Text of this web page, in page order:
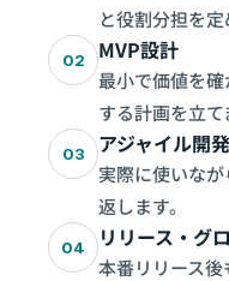
と役割分担を定
02 MVP設計
最小で価値を
する計画を立て
03 アジャイル開発
実際に使いな
返します。
04 リリース・グ
本番リリース